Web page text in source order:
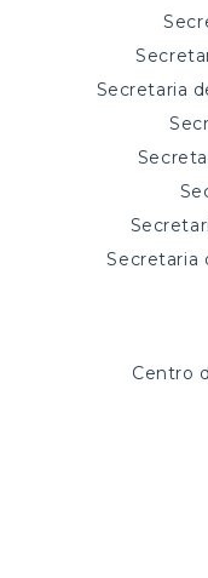
Secretaria
Secretaria
Centro